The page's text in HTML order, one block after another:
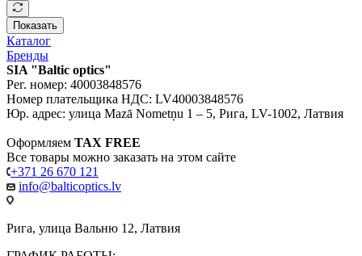
Показать
Каталог
Бренды
SIA "Baltic optics"
Рег. номер: 40003848576
Номер плательщика НДС: LV40003848576
Юр. адрес: улица Mazā Nometņu 1 – 5, Рига, LV-1002, Латвия
Оформляем TAX FREE
Все товары можно заказать на этом сайте
+371 26 670 121
info@balticoptics.lv
Рига, улица Вальню 12, Латвия